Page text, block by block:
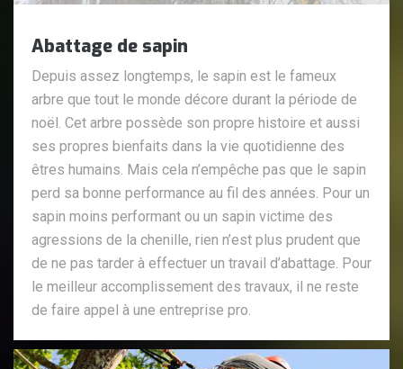
Abattage de sapin
Depuis assez longtemps, le sapin est le fameux
arbre que tout le monde décore durant la période de
noël. Cet arbre possède son propre histoire et aussi
ses propres bienfaits dans la vie quotidienne des
êtres humains. Mais cela n’empêche pas que le sapin
perd sa bonne performance au fil des années. Pour un
sapin moins performant ou un sapin victime des
agressions de la chenille, rien n’est plus prudent que
de ne pas tarder à effectuer un travail d’abattage. Pour
le meilleur accomplissement des travaux, il ne reste
de faire appel à une entreprise pro.